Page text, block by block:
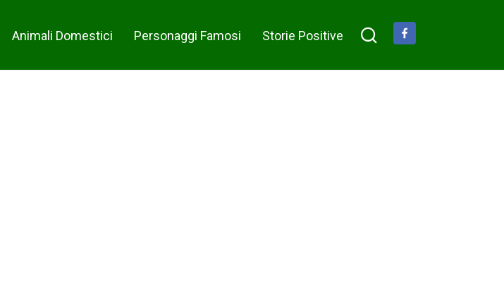
Animali Domestici Personaggi Famosi Storie Positive
congelando l’intero negozio in
un silenzio assoluto